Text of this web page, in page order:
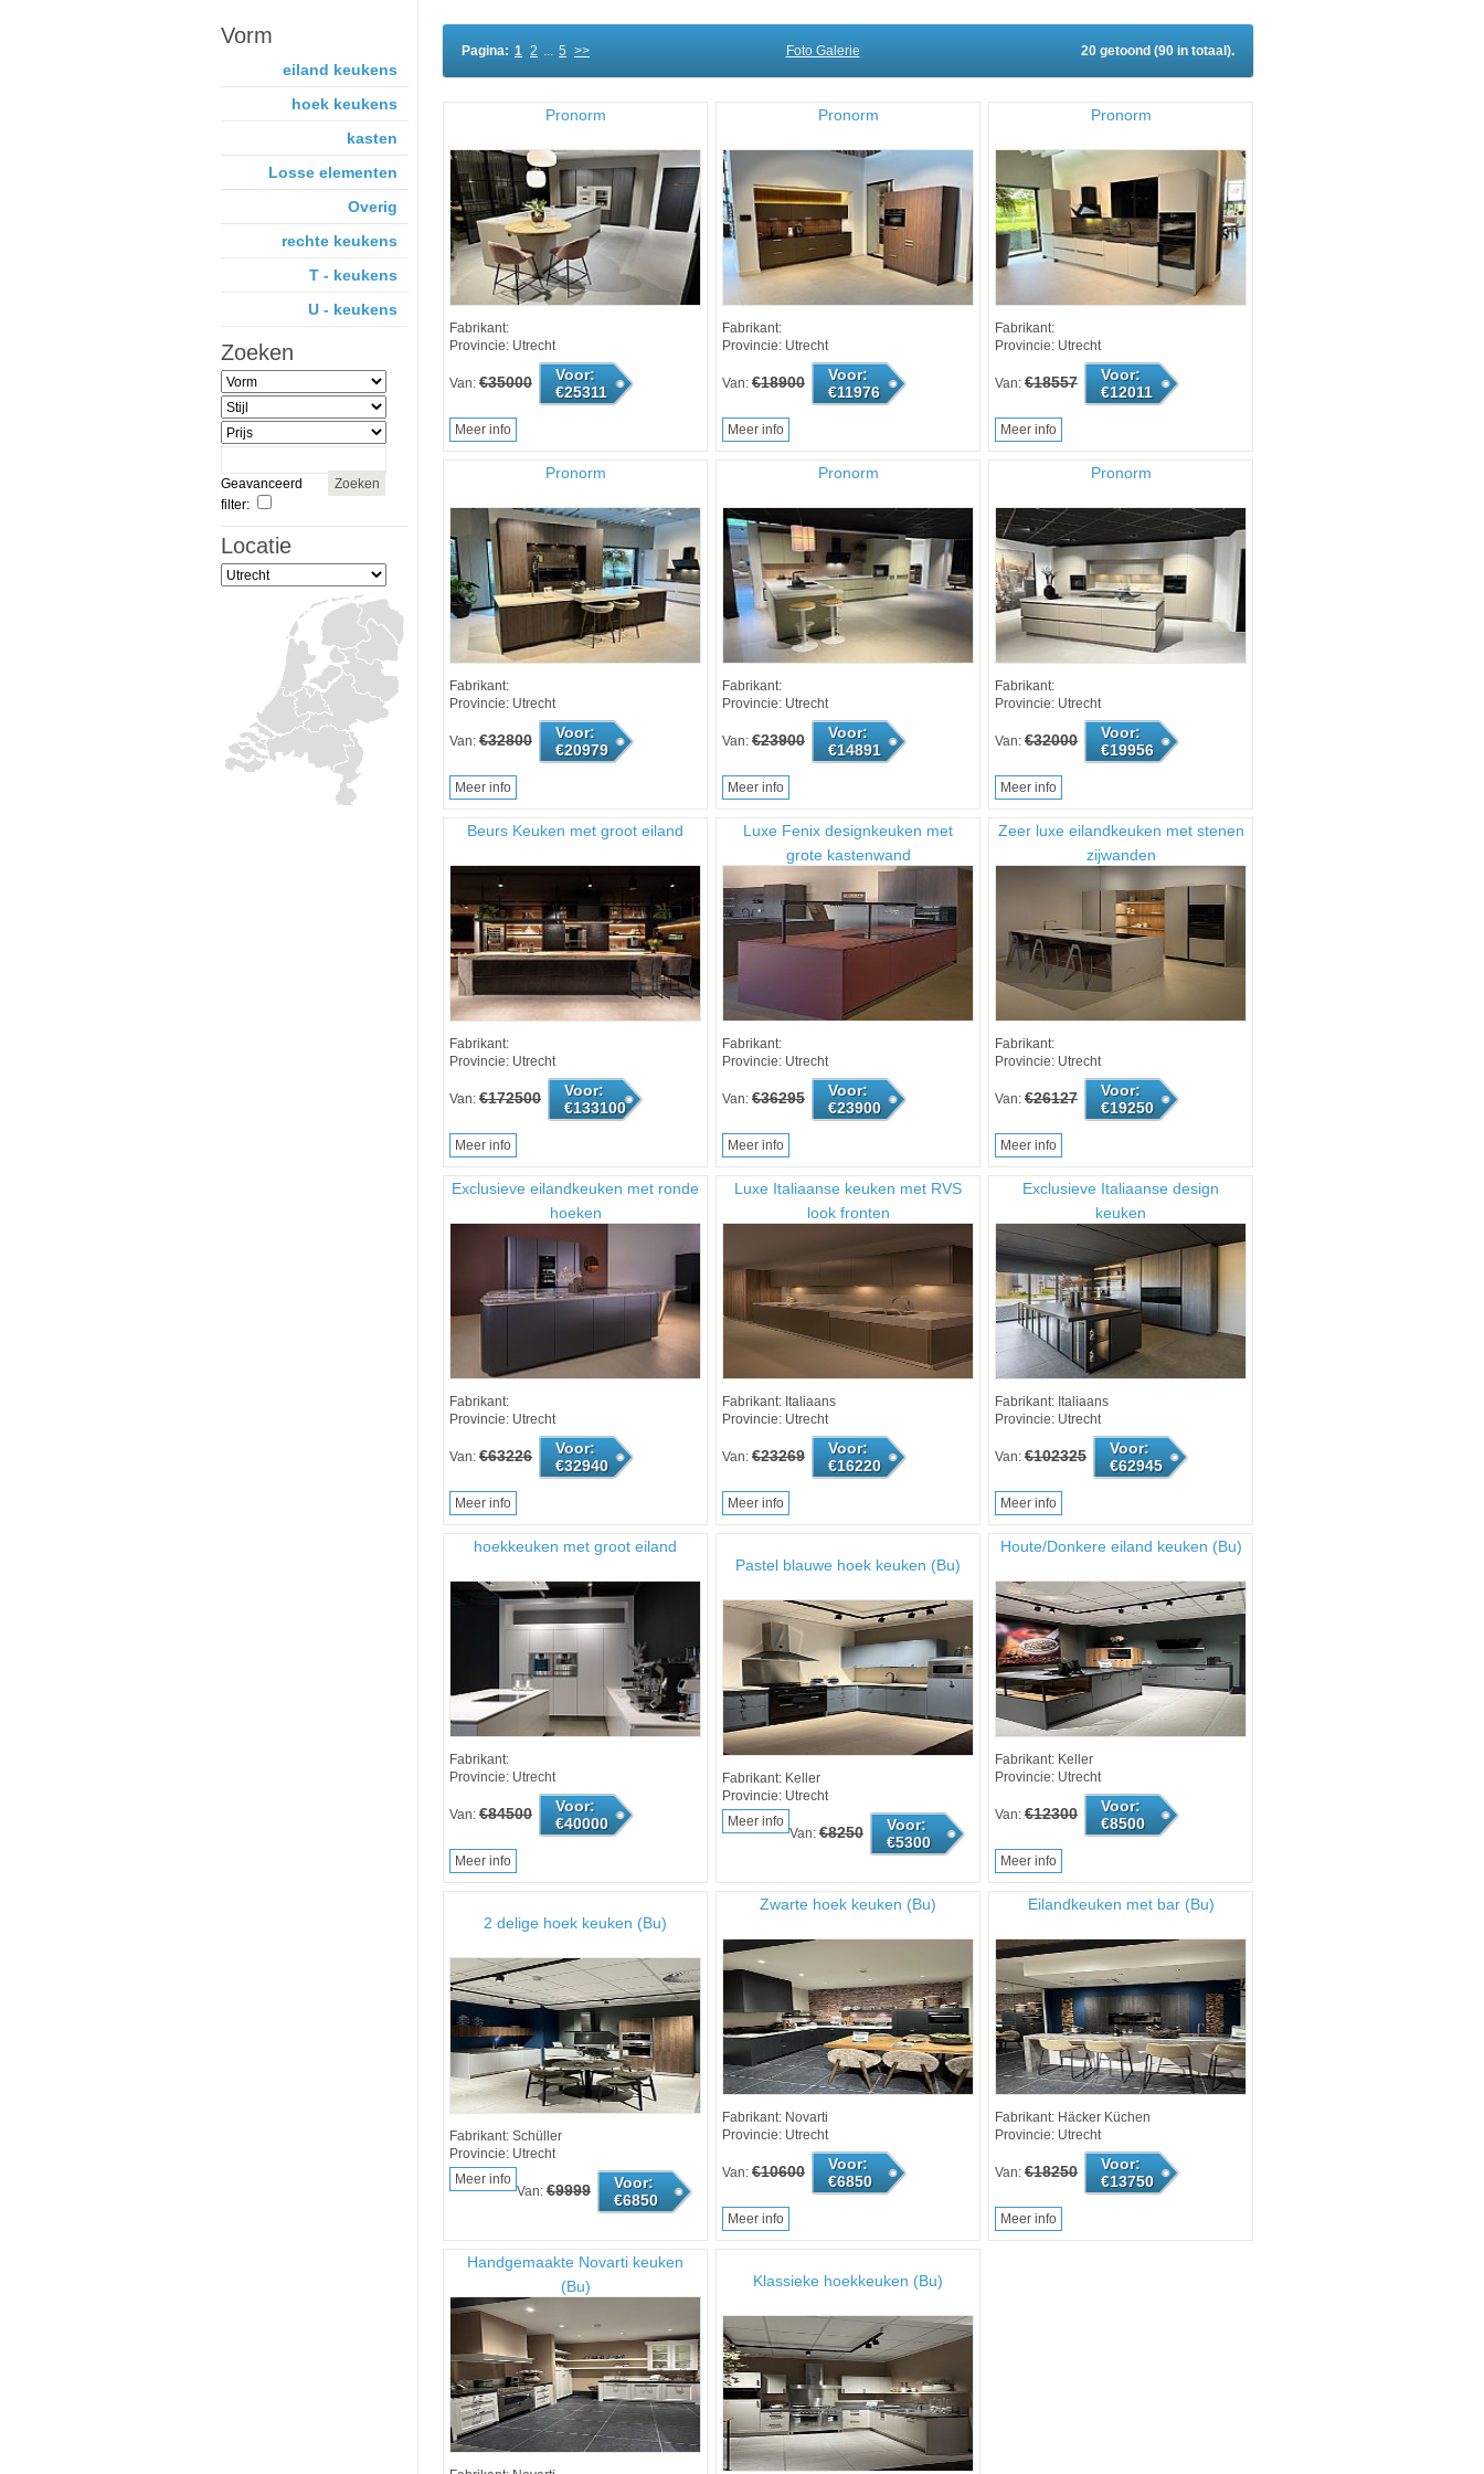
Vorm
eiland keukens
hoek keukens
kasten
Losse elementen
Overig
rechte keukens
T - keukens
U - keukens
Zoeken
Geavanceerd
filter:
Locatie
Pagina: 1 2 ... 5 >> Foto Galerie 20 getoond (90 in totaal).
Pronorm
Fabrikant:
Provincie: Utrecht
Van: €35000
Voor:
€25311
Meer info
Pronorm
Fabrikant:
Provincie: Utrecht
Van: €18900
Voor:
€11976
Meer info
Pronorm
Fabrikant:
Provincie: Utrecht
Van: €18557
Voor:
€12011
Meer info
Pronorm
Fabrikant:
Provincie: Utrecht
Van: €32800
Voor:
€20979
Meer info
Pronorm
Fabrikant:
Provincie: Utrecht
Van: €23900
Voor:
€14891
Meer info
Pronorm
Fabrikant:
Provincie: Utrecht
Van: €32000
Voor:
€19956
Meer info
Beurs Keuken met groot eiland
Fabrikant:
Provincie: Utrecht
Van: €172500
Voor:
€133100
Meer info
Luxe Fenix designkeuken met
grote kastenwand
Fabrikant:
Provincie: Utrecht
Van: €36295
Voor:
€23900
Meer info
Zeer luxe eilandkeuken met stenen
zijwanden
Fabrikant:
Provincie: Utrecht
Van: €26127
Voor:
€19250
Meer info
Exclusieve eilandkeuken met ronde
hoeken
Fabrikant:
Provincie: Utrecht
Van: €63226
Voor:
€32940
Meer info
Luxe Italiaanse keuken met RVS
look fronten
Fabrikant: Italiaans
Provincie: Utrecht
Van: €23269
Voor:
€16220
Meer info
Exclusieve Italiaanse design
keuken
Fabrikant: Italiaans
Provincie: Utrecht
Van: €102325
Voor:
€62945
Meer info
hoekkeuken met groot eiland
Fabrikant:
Provincie: Utrecht
Van: €84500
Voor:
€40000
Meer info
Pastel blauwe hoek keuken (Bu)
Fabrikant: Keller
Provincie: Utrecht
Van: €8250
Voor:
€5300
Meer info
Houte/Donkere eiland keuken (Bu)
Fabrikant: Keller
Provincie: Utrecht
Van: €12300
Voor:
€8500
Meer info
2 delige hoek keuken (Bu)
Fabrikant: Schüller
Provincie: Utrecht
Van: €9999
Voor:
€6850
Meer info
Zwarte hoek keuken (Bu)
Fabrikant: Novarti
Provincie: Utrecht
Van: €10600
Voor:
€6850
Meer info
Eilandkeuken met bar (Bu)
Fabrikant: Häcker Küchen
Provincie: Utrecht
Van: €18250
Voor:
€13750
Meer info
Handgemaakte Novarti keuken
(Bu)
Klassieke hoekkeuken (Bu)